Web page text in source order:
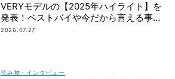
VERYモデルの【2025年ハイライト】を
発表！ベストバイや今だから言える事件
簿も大公開
2026.07.27
読み物・インタビュー